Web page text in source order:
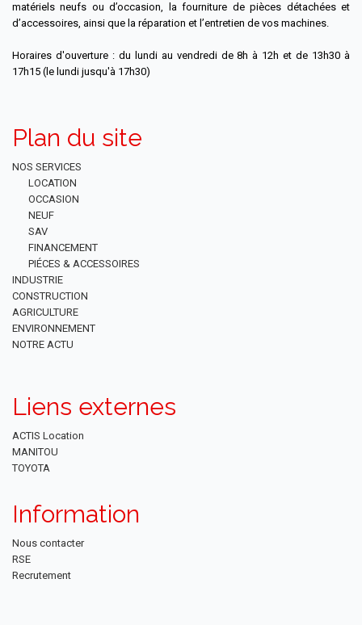
matériels neufs ou d’occasion, la fourniture de pièces détachées et
d’accessoires, ainsi que la réparation et l’entretien de vos machines.
Horaires d'ouverture : du lundi au vendredi de 8h à 12h et de 13h30 à
17h15 (le lundi jusqu'à 17h30)
Plan du site
NOS SERVICES
LOCATION
OCCASION
NEUF
SAV
FINANCEMENT
PIÉCES & ACCESSOIRES
INDUSTRIE
CONSTRUCTION
AGRICULTURE
ENVIRONNEMENT
NOTRE ACTU
Liens externes
ACTIS Location
MANITOU
TOYOTA
Information
Nous contacter
RSE
Recrutement